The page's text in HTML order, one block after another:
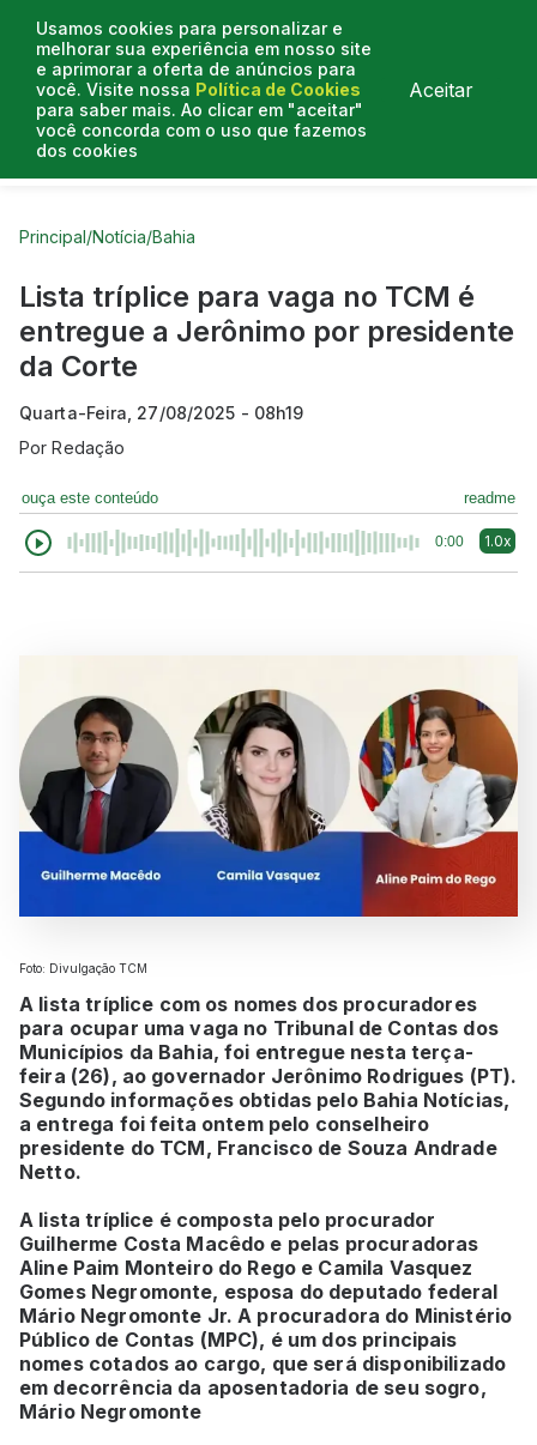
Usamos cookies para personalizar e
melhorar sua experiência em nosso site
e aprimorar a oferta de anúncios para
você. Visite nossa Política de Cookies
para saber mais. Ao clicar em "aceitar"
você concorda com o uso que fazemos
dos cookies
Aceitar
Curtas do Poder
Principal/Notícia/Bahia
Lista tríplice para vaga no TCM é
entregue a Jerônimo por presidente
da Corte
Quarta-Feira, 27/08/2025 - 08h19
PorRedação
ouça este conteúdo readme
0:00 1.0x
Foto: Divulgação TCM
A lista tríplice com os nomes dos procuradores
para ocupar uma vaga no Tribunal de Contas dos
Municípios da Bahia, foi entregue nesta terça-
feira (26), ao governador Jerônimo Rodrigues (PT).
Segundo informações obtidas pelo Bahia Notícias,
a entrega foi feita ontem pelo conselheiro
presidente do TCM, Francisco de Souza Andrade
Netto.
A lista tríplice é composta pelo procurador
Guilherme Costa Macêdo e pelas procuradoras
Aline Paim Monteiro do Rego e Camila Vasquez
Gomes Negromonte, esposa do deputado federal
Mário Negromonte Jr. A procuradora do Ministério
Público de Contas (MPC), é um dos principais
nomes cotados ao cargo, que será disponibilizado
em decorrência da aposentadoria de seu sogro,
Mário Negromonte